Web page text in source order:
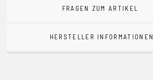
FRAGEN ZUM ARTIKEL
HERSTELLER INFORMATIONEN